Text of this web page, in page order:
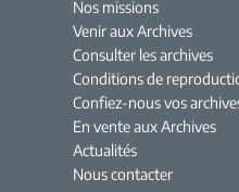
Nos missions
Venir aux Archives
Consulter les archives
Conditions de
Confiez-nous vos
En vente aux Archives
Actualités
Nous contacter